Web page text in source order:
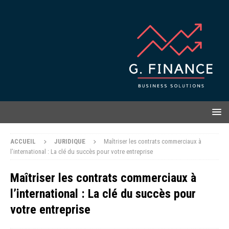
ACCUEIL JURIDIQUE
Maîtriser les contrats commerciaux à
l’international : La clé du succès pour votre entreprise
Maîtriser les contrats commerciaux à
l’international : La clé du succès pour
votre entreprise